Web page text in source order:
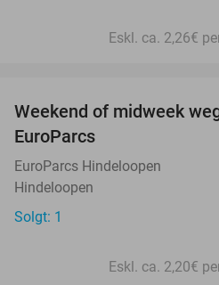
Eskl. ca. 2,26€
Weekend of midweek
EuroParcs
EuroParcs Hindeloopen
Hindeloopen
Solgt: 1
Eskl. ca. 2,20€